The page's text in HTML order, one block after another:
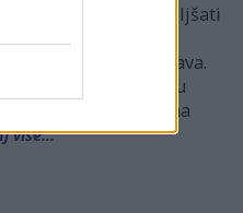
koji žele poboljšati
ga čini preferiranim
sustava.
nadilazi fizičku
zdravijeg načina
više...